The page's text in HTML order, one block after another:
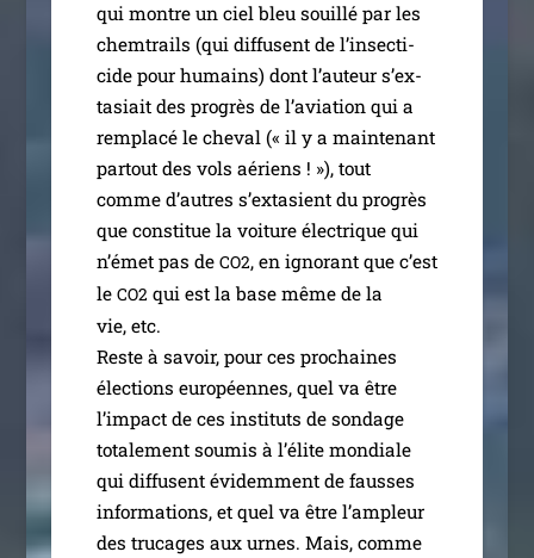
qui montre un ciel bleu souillé par les
chem­trails (qui dif­fusent de l’in­sec­ti­
cide pour humains) dont l’au­teur s’ex­
ta­siait des pro­grès de l’a­via­tion qui a
rem­pla­cé le che­val (« il y a main­te­nant
par­tout des vols aériens ! »), tout
comme d’autres s’ex­ta­sient du pro­grès
que consti­tue la voi­ture élec­trique qui
n’é­met pas de CO2, en igno­rant que c’est
le CO2 qui est la base même de la
vie, etc.
Reste à savoir, pour ces pro­chaines
élec­tions euro­péennes, quel va être
l’im­pact de ces ins­ti­tuts de son­dage
tota­le­ment sou­mis à l’é­lite mon­diale
qui dif­fusent évi­dem­ment de fausses
infor­ma­tions, et quel va être l’am­pleur
des tru­cages aux urnes. Mais, comme